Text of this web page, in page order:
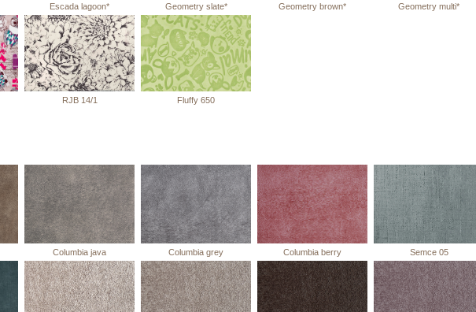
Escada lagoon* Geometry slate* Geometry brown* Geometry multi*
RJB 14/1 Fluffy 650
Columbia java Columbia grey Columbia berry Semce 05